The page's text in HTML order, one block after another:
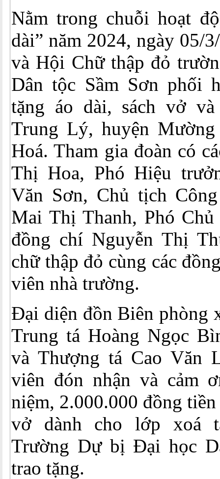
Nằm trong chuỗi hoạt
dài” năm 2024, ngày 05/
và Hội Chữ thập đỏ
Dân tộc Sầm Sơn phối
tặng áo dài, sách vở
Trung Lý, huyện
Hoá. Tham gia đoàn có
Thị Hoa, Phó Hiệu
Văn Sơn, Chủ tịch
Mai Thị Thanh, Phó
đồng chí Nguyễn Thị
chữ thập đỏ cùng các
viên nhà trường.
Đại diện đồn Biên phòng
Trung tá Hoàng Ngọc
và Thượng tá Cao Văn
viên đón nhận và cảm
niệm, 2.000.000 đồng
vở dành cho lớp xoá
Trường Dự bị Đại học
trao tặng.